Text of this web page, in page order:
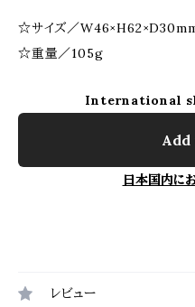
☆サイズ／
☆重量／105g
International
日本国内に
レビュー